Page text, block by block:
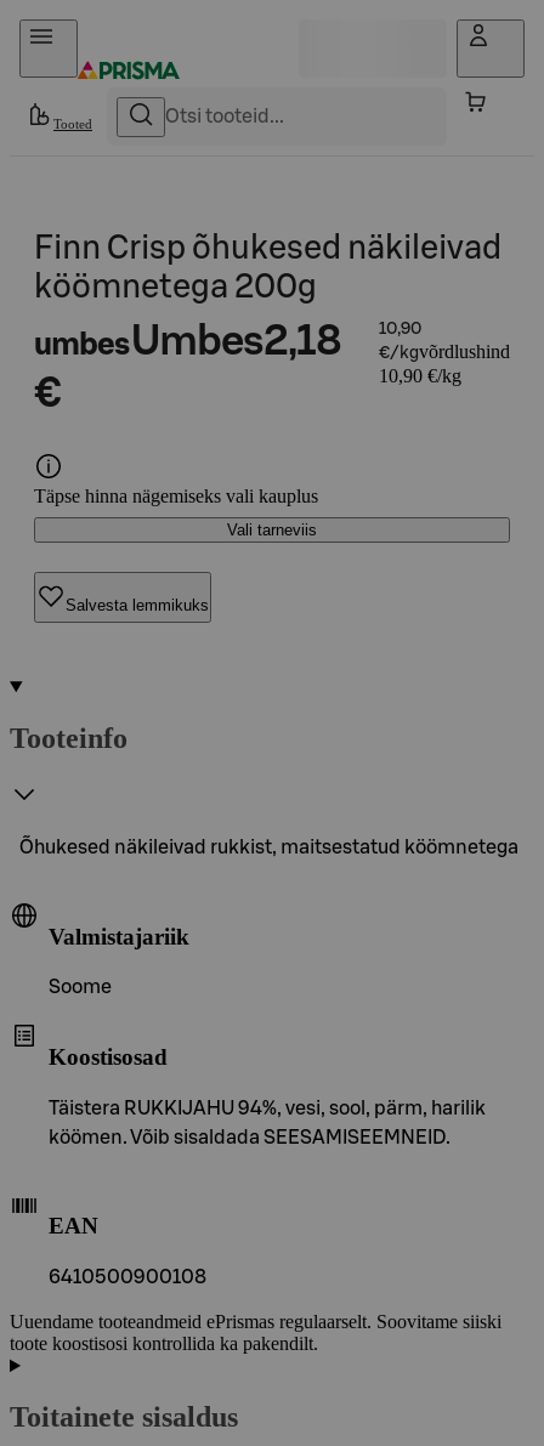
Otse sisu juurde
Tooted
Finn Crisp õhukesed näkileivad
köömnetega 200g
umbesUmbes2,18
€
10,90
€/kgvõrdlushind
10,90 €/kg
Täpse hinna nägemiseks vali kauplus
Vali tarneviis
Salvesta lemmikuks
Tooteinfo
Õhukesed näkileivad rukkist, maitsestatud köömnetega
Valmistajariik
Soome
Koostisosad
Täistera RUKKIJAHU 94%, vesi, sool, pärm, harilik
köömen. Võib sisaldada SEESAMISEEMNEID.
EAN
6410500900108
Uuendame tooteandmeid ePrismas regulaarselt. Soovitame siiski
toote koostisosi kontrollida ka pakendilt.
Toitainete sisaldus